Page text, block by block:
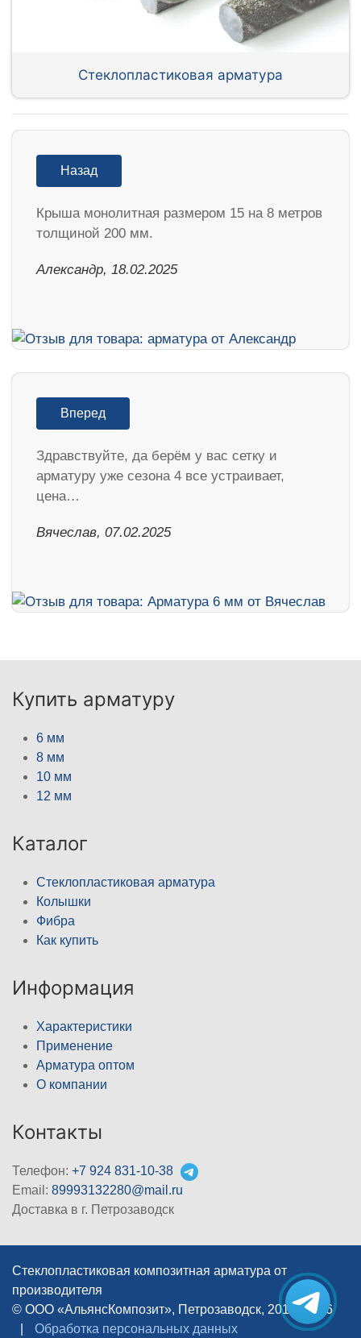
Стеклопластиковая арматура
Назад
Крыша монолитная размером 15 на 8 метров
толщиной 200 мм.
Александр, 18.02.2025
Вперед
Здравствуйте, да берём у вас сетку и
арматуру уже сезона 4 все устраивает,
цена…
Вячеслав, 07.02.2025
Купить арматуру
6 мм
8 мм
10 мм
12 мм
Каталог
Стеклопластиковая арматура
Колышки
Фибра
Как купить
Информация
Характеристики
Применение
Арматура оптом
О компании
Контакты
Телефон: +7 924 831-10-38
Email: 89993132280@mail.ru
Доставка в г. Петрозаводск
Стеклопластиковая композитная арматура от
производителя
© ООО «АльянсКомпозит», Петрозаводск, 2012–2026
Обработка персональных данных